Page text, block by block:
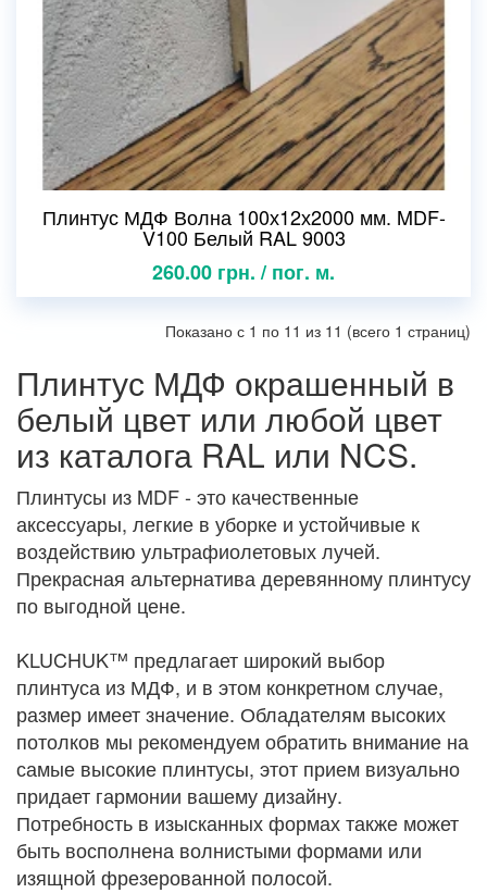
Плинтус МДФ Волна 100х12х2000 мм. MDF-
V100 Белый RAL 9003
260.00 грн. / пог. м.
Показано с 1 по 11 из 11 (всего 1 страниц)
Плинтус МДФ окрашенный в
белый цвет или любой цвет
из каталога RAL или NCS.
Плинтусы из MDF - это качественные
аксессуары, легкие в уборке и устойчивые к
воздействию ультрафиолетовых лучей.
Прекрасная альтернатива деревянному плинтусу
по выгодной цене.
KLUCHUK™ предлагает широкий выбор
плинтуса из МДФ, и в этом конкретном случае,
размер имеет значение. Обладателям высоких
потолков мы рекомендуем обратить внимание на
самые высокие плинтусы, этот прием визуально
придает гармонии вашему дизайну.
Потребность в изысканных формах также может
быть восполнена волнистыми формами или
изящной фрезерованной полосой.